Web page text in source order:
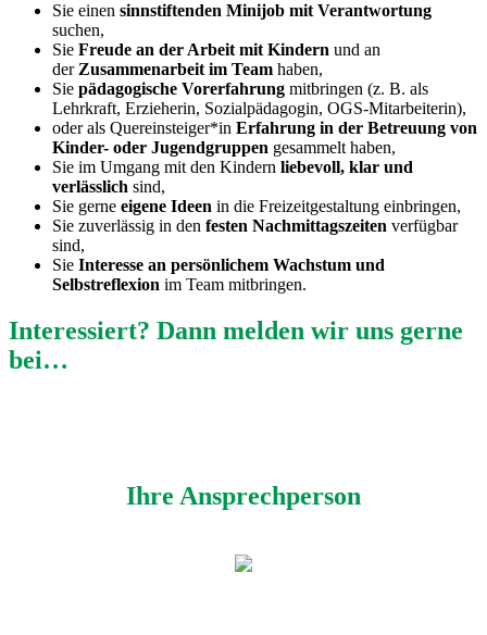
Sie einen sinnstiftenden Minijob mit Verantwortung
suchen,
Sie Freude an der Arbeit mit Kindern und an
der Zusammenarbeit im Team haben,
Sie pädagogische Vorerfahrung mitbringen (z. B. als
Lehrkraft, Erzieherin, Sozialpädagogin, OGS-Mitarbeiterin),
oder als Quereinsteiger*in Erfahrung in der Betreuung von
Kinder- oder Jugendgruppen gesammelt haben,
Sie im Umgang mit den Kindern liebevoll, klar und
verlässlich sind,
Sie gerne eigene Ideen in die Freizeitgestaltung einbringen,
Sie zuverlässig in den festen Nachmittagszeiten verfügbar
sind,
Sie Interesse an persönlichem Wachstum und
Selbstreflexion im Team mitbringen.
Interessiert? Dann melden wir uns gerne
bei…
Ihre Ansprechperson